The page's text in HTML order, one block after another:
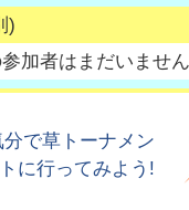
)
加者はまだいません
で草トーナメン
トに行ってみよう!